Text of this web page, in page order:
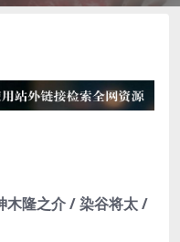
隆之介 / 染谷将太 /